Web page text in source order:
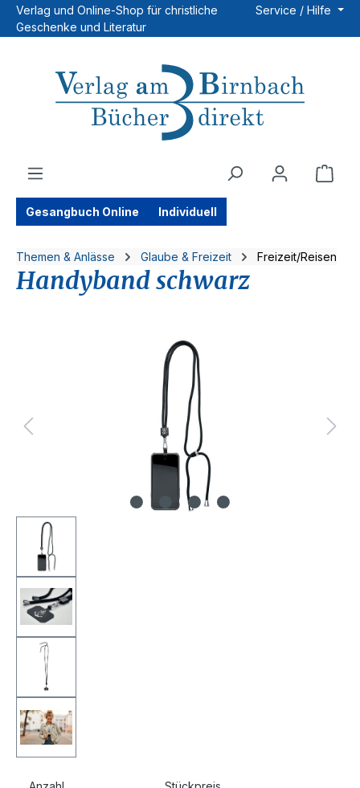
Zum Hauptinhalt springen
Verlag und Online-Shop für christliche
Geschenke und Literatur
Service / Hilfe
Gesangbuch Online Individuell
Themen & Anlässe Glaube & Freizeit Freizeit/Reisen
Handyband schwarz